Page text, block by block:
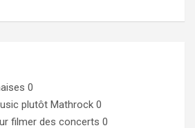
0
plutôt Mathrock 0
filmer des concerts 0